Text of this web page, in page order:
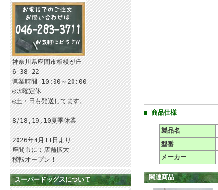
神奈川県座間市相模が丘
6-38-22
営業時間 10:00～20:00
◎水曜定休
◎土・日も発送してます。
8/18,19,10夏季休業
2026年4月11日より
座間市にて店舗拡大
移転オープン！
スーパードッグスについて
■ 商品仕様
製品名
型番
メーカー
関連商品